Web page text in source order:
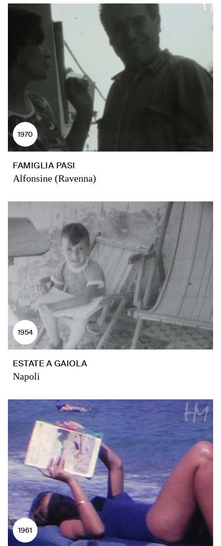
1970
FAMIGLIA PASI
Alfonsine (Ravenna)
1954
ESTATE A GAIOLA
Napoli
1961